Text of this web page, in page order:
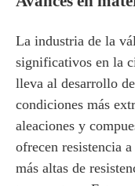
La industria de la
significativos en la
lleva al desarrollo
condiciones más
aleaciones y
ofrecen resistencia
más altas de